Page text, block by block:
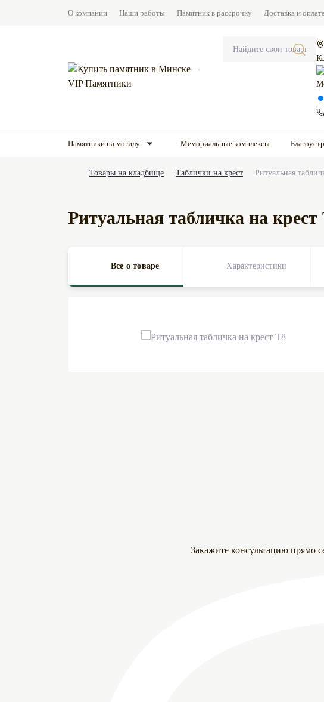
О компании Наши работы Памятник в рассрочку Доставка и
Памятники на могилу Мемориальные комплексы
Товары на кладбище Таблички на крест Ритуальная
Ритуальная табличка на крест
Все о товаре Характеристики
Закажите консультацию прямо